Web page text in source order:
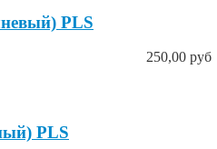
PLS
250,00 руб
PLS